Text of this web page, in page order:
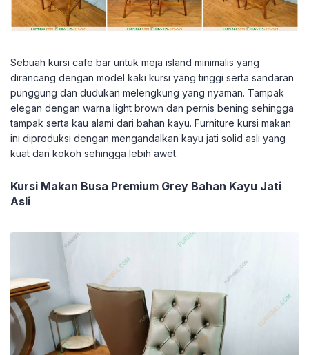
Sebuah kursi cafe bar untuk meja island minimalis yang
dirancang dengan model kaki kursi yang tinggi serta sandaran
punggung dan dudukan melengkung yang nyaman. Tampak
elegan dengan warna light brown dan pernis bening sehingga
tampak serta kau alami dari bahan kayu. Furniture kursi makan
ini diproduksi dengan mengandalkan kayu jati solid asli yang
kuat dan kokoh sehingga lebih awet.
Kursi Makan Busa Premium Grey Bahan Kayu Jati
Asli